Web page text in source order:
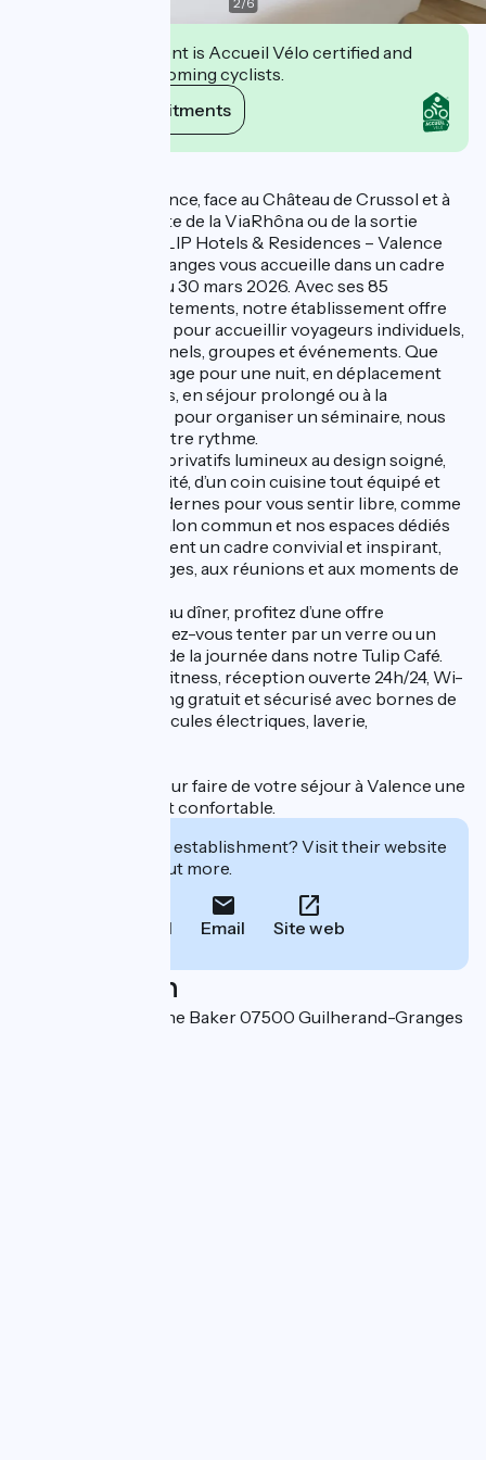
This establishment is Accueil Vélo certified and
commits to welcoming cyclists.
View its commitments
Aux portes de Valence, face au Château de Crussol et à
proximité immédiate de la ViaRhôna ou de la sortie
d’autoroute A7, TULIP Hotels & Residences – Valence
Sud Guilherand-Granges vous accueille dans un cadre
privilégié à partir du 30 mars 2026. Avec ses 85
chambres et appartements, notre établissement offre
une capacité idéale pour accueillir voyageurs individuels,
séjours professionnels, groupes et événements. Que
vous soyez de passage pour une nuit, en déplacement
pour quelques jours, en séjour prolongé ou à la
recherche d’un lieu pour organiser un séminaire, nous
nous adaptons à votre rythme.
Profitez d’espaces privatifs lumineux au design soigné,
d’une literie de qualité, d’un coin cuisine tout équipé et
d’équipements modernes pour vous sentir libre, comme
chez vous. Notre salon commun et nos espaces dédiés
aux séminaires offrent un cadre convivial et inspirant,
propice aux échanges, aux réunions et aux moments de
Du petit-déjeuner au dîner, profitez d’une offre
gourmande ou laissez-vous tenter par un verre ou un
encas tout au long de la journée dans notre Tulip Café.
Sur place : salle de fitness, réception ouverte 24h/24, Wi-
Fi haut débit, parking gratuit et sécurisé avec bornes de
recharge pour véhicules électriques, laverie,
Ici tout est réuni pour faire de votre séjour à Valence une
expérience fluide et confortable.
Interested in this establishment? Visit their website
to book or find out more.
Call Email Site web
Localisation
4, impasse Joséphine Baker 07500 Guilherand-Granges